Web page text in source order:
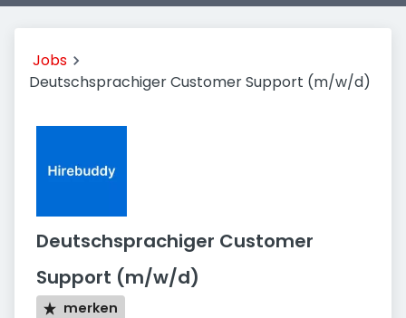
Jobs
Deutschsprachiger Customer Support (m/w/d)
Deutschsprachiger Customer
Support (m/w/d)
merken